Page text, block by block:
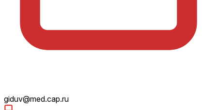
giduv@med.cap.ru